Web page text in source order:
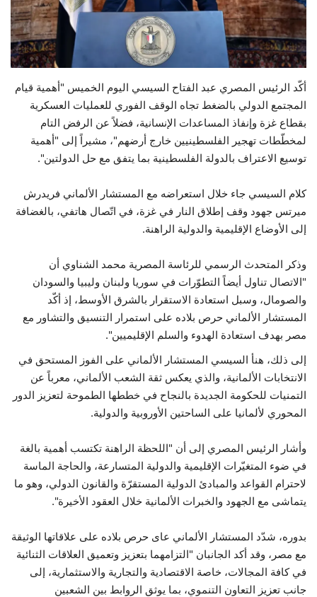
حياة
أكّد الرئيس المصري عبد الفتاح السيسي اليوم الخميس "أهمية قيام
المجتمع الدولي بالضغط تجاه الوقف الفوري للعمليات العسكرية
بقطاع غزة وإنفاذ المساعدات الإنسانية، فضلاً عن الرفض التام
لمخطّطات تهجير الفلسطينيين خارج أرضهم"، مشيراً إلى "أهمية
توسيع الاعتراف بالدولة الفلسطينية بما يتفق مع حل الدولتين".
كلام السيسي جاء خلال استعراضه مع المستشار الألماني فريدرش
ميرتس جهود وقف إطلاق النار في غزة، في اتّصال هاتفي، بالغضافة
إلى الأوضاع الإقليمية والدولية الراهنة.
وذكر المتحدث الرسمي للرئاسة المصرية محمد الشناوي أن
"الاتصال تناول أيضاً التطوّرات في سوريا ولبنان وليبيا والسودان
والصومال، وسبل استعادة الاستقرار بالشرق الأوسط، إذ أكّد
المستشار الألماني حرص بلاده على استمرار التنسيق والتشاور مع
مصر بهدف استعادة الهدوء والسلم الإقليميين".
إلى ذلك، هنأ السيسي المستشار الألماني على الفوز المستحق في
الانتخابات الألمانية، والذي يعكس ثقة الشعب الألماني، معرباً عن
التمنيات للحكومة الجديدة بالنجاح في خططها الطموحة لتعزيز الدور
المحوري لألمانيا على الساحتين الأوروبية والدولية.
وأشار الرئيس المصري إلى أن "اللحظة الراهنة تكتسب أهمية بالغة
في ضوء المتغيّرات الإقليمية والدولية المتسارعة، والحاجة الماسة
لاحترام القواعد والمبادئ الدولية المستقرّة والقانون الدولي، وهو ما
يتماشى مع الجهود والخبرات الألمانية خلال العقود الأخيرة".
بدوره، شدّد المستشار الألماني عاى حرص بلاده على علاقاتها الوثيقة
مع مصر، وقد أكد الجانبان "التزامهما بتعزيز وتعميق العلاقات الثنائية
في كافة المجالات، خاصة الاقتصادية والتجارية والاستثمارية، إلى
جانب تعزيز التعاون التنموي، بما يوثق الروابط بين الشعبين